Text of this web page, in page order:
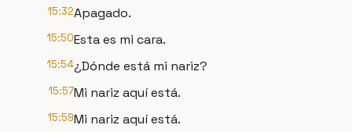
15:32Apagado.
15:50Esta es mi cara.
15:54¿Dónde está mi nariz?
15:57Mi nariz aquí está.
15:59Mi nariz aquí está.